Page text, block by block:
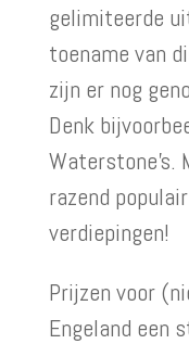
gelimiteerde
toename van
zijn er nog
Denk
razend
verdiepingen!
Prijzen voor
Engeland een